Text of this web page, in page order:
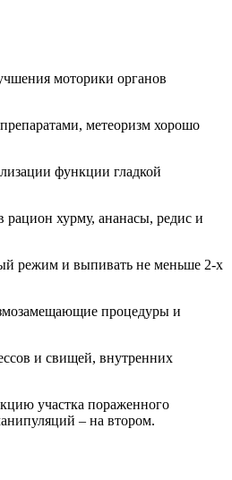
моторики органов
метеоризм хорошо
функции гладкой
рацион хурму, ананасы, редис и
режим и выпивать не меньше 2-х
процедуры и
и свищей, внутренних
участка пораженного
– на втором.